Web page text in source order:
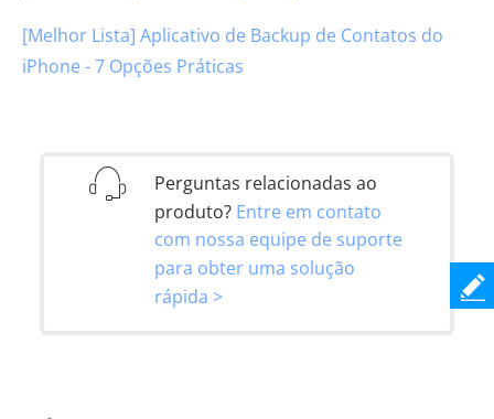
[Melhor Lista] Aplicativo de Backup de Contatos do
iPhone - 7 Opções Práticas
Perguntas relacionadas ao
produto? Entre em contato
com nossa equipe de suporte
para obter uma solução
rápida >